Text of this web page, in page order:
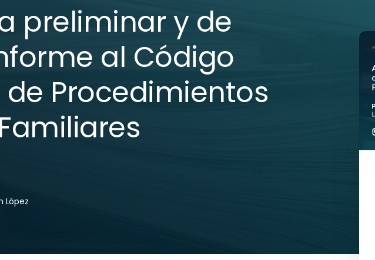
preliminar y de
al Código
Procedimientos
López